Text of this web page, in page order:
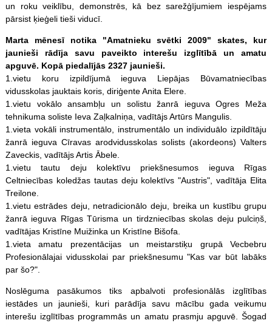
un roku veiklību, demonstrēs, kā bez sarežģījumiem iespējams
pārsist ķieģeli tieši viducī.
Marta mēnesī notika "Amatnieku svētki 2009" skates, kur
jaunieši rādīja savu paveikto interešu izglītībā un amatu
apguvē. Kopā piedalījās 2327 jaunieši.
1.vietu koru izpildījumā ieguva Liepājas Būvamatniecības
vidusskolas jauktais koris, diriģente Anita Elere.
1.vietu vokālo ansambļu un solistu žanrā ieguva Ogres Meža
tehnikuma soliste Ieva Zaļkalniņa, vadītājs Artūrs Mangulis.
1.vieta vokāli instrumentālo, instrumentālo un individuālo izpildītāju
žanrā ieguva Cīravas arodvidusskolas solists (akordeons) Valters
Zaveckis, vadītājs Artis Ābele.
1.vietu tautu deju kolektīvu priekšnesumos ieguva Rīgas
Celtniecības koledžas tautas deju kolektīvs "Austris", vadītāja Elita
Treilone.
1.vietu estrādes deju, netradicionālo deju, breika un kustību grupu
žanrā ieguva Rīgas Tūrisma un tirdzniecības skolas deju pulciņš,
vadītājas Kristīne Muižinka un Kristīne Bišofa.
1.vieta amatu prezentācijas un meistarstiķu grupā Vecbebru
Profesionālajai vidusskolai par priekšnesumu "Kas var būt labāks
par šo?".
Noslēguma pasākumos tiks apbalvoti profesionālās izglītības
iestādes un jaunieši, kuri parādīja savu mācību gada veikumu
interešu izglītības programmās un amatu prasmju apguvē. Šogad